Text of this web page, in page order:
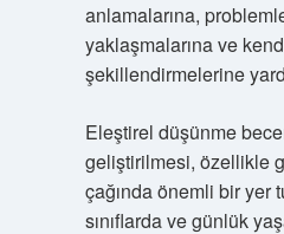
anlamalarına,
yaklaşmalarına ve
şekillendirmelerine
Eleştirel düşünme
geliştirilmesi, özellikle
çağında önemli bir yer
sınıflarda ve günlük